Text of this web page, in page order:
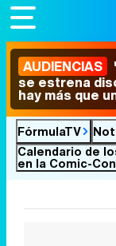
AUDIENCIAS
se estrena
hay más que
FórmulaTV
Calendario de
en la Comic-